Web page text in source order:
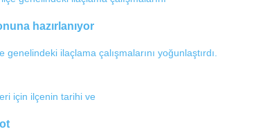
hazırlanıyor
ilaçlama çalışmalarını yoğunlaştırdı.